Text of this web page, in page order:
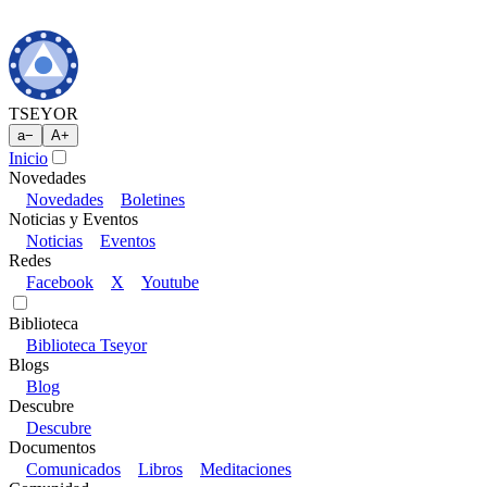
TSEYOR
a− A+
Inicio
Novedades
Novedades
Boletines
Noticias y Eventos
Noticias
Eventos
Redes
Facebook
X Youtube
Biblioteca
Biblioteca Tseyor
Blogs
Blog
Descubre
Descubre
Documentos
Comunicados
Libros
Meditaciones